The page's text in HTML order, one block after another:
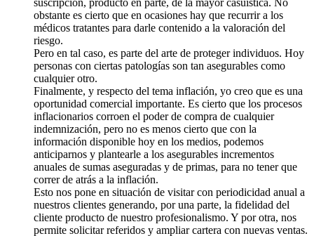
obstante es cierto que en ocasiones hay que recurrir a los
médicos tratantes para darle contenido a la valoración del
riesgo.
Pero en tal caso, es parte del arte de proteger individuos. Hoy
personas con ciertas patologías son tan asegurables como
cualquier otro.
Finalmente, y respecto del tema inflación, yo creo que es una
oportunidad comercial importante. Es cierto que los procesos
inflacionarios corroen el poder de compra de cualquier
indemnización, pero no es menos cierto que con la
información disponible hoy en los medios, podemos
anticiparnos y plantearle a los asegurables incrementos
anuales de sumas aseguradas y de primas, para no tener que
correr de atrás a la inflación.
Esto nos pone en situación de visitar con periodicidad anual a
nuestros clientes generando, por una parte, la fidelidad del
cliente producto de nuestro profesionalismo. Y por otra, nos
permite solicitar referidos y ampliar cartera con nuevas ventas.